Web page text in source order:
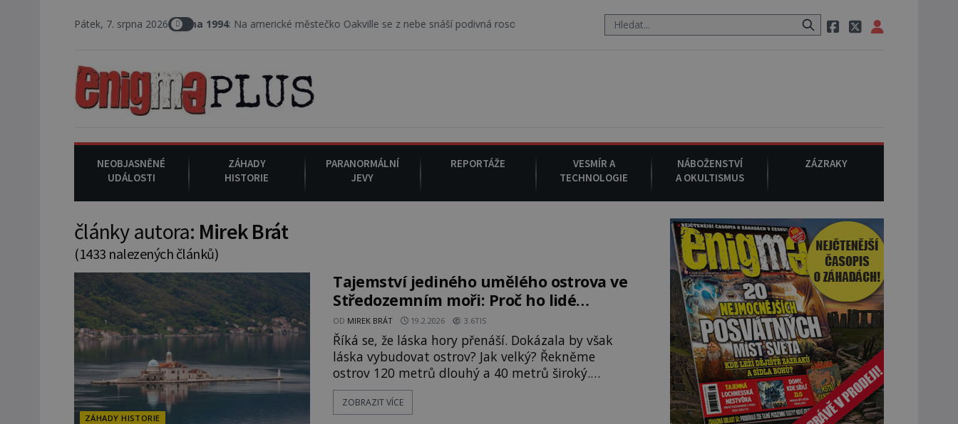
Pátek, 7. srpna 2026
7. srpna 1994: Na americké městečko Oakville se z nebe snáší podivná rosolovitá látka neznámého původu. 7. srpna 1994 : Na americké městečko Oakville se z nebe snáší
NEOBJASNĚNÉ
UDÁLOSTI
ZÁHADY
HISTORIE
PARANORMÁLNÍ
JEVY
REPORTÁŽE
VESMÍR A
TECHNOLOGIE
NÁBOŽENSTVÍ
A OKULTISMUS
ZÁZRAKY
články autora: Mirek Brát
(1433 nalezených článků)
ZÁHADY HISTORIE
Tajemství jediného umělého ostrova ve
Středozemním moři: Proč ho lidé
vybudovali?
OD MIREK BRÁT 19.2.2026 3.6TIS
Říká se, že láska hory přenáší. Dokázala by však
láska vybudovat ostrov? Jak velký? Řekněme
ostrov 120 metrů dlouhý a 40 metrů široký.
Takový je ostrov Gospa od Škrpjela (Panna Marie
ve skalách). Vybudovala ho opravdu láska? Pokud
ZOBRAZIT VÍCE